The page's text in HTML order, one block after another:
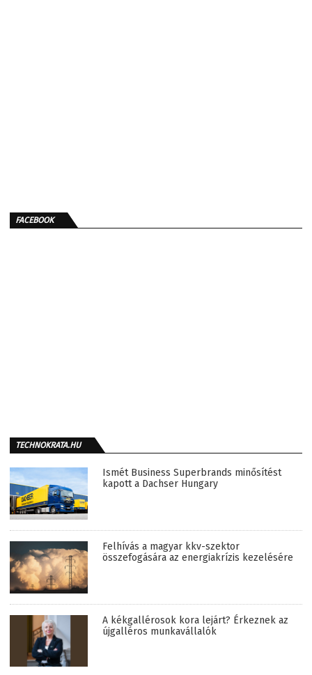
FACEBOOK
TECHNOKRATA.HU
Ismét Business Superbrands minősítést
kapott a Dachser Hungary
Felhívás a magyar kkv-szektor
összefogására az energiakrízis kezelésére
A kékgallérosok kora lejárt? Érkeznek az
újgalléros munkavállalók